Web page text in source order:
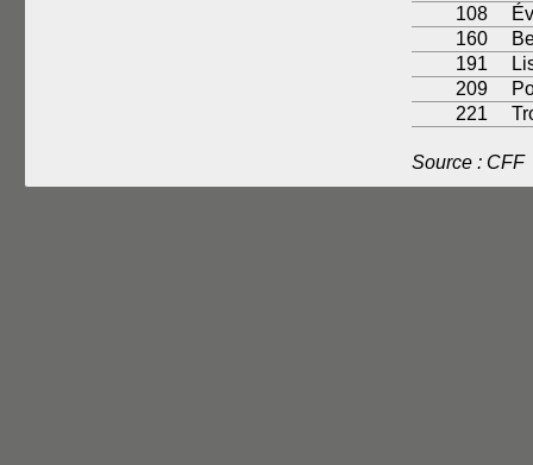
108
160
191
209
221
Source : CFF